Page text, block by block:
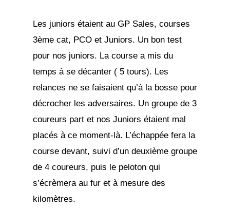
Les juniors étaient au GP Sales, courses
3ème cat, PCO et Juniors. Un bon test
pour nos juniors. La course a mis du
temps à se décanter ( 5 tours). Les
relances ne se faisaient qu’à la bosse pour
décrocher les adversaires. Un groupe de 3
coureurs part et nos Juniors étaient mal
placés à ce moment-là. L’échappée fera la
course devant, suivi d’un deuxième groupe
de 4 coureurs, puis le peloton qui
s’écrèmera au fur et à mesure des
kilomètres.